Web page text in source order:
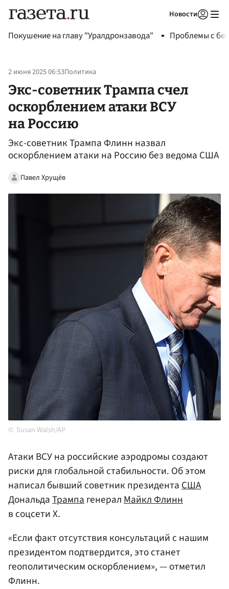
Новости
Покушение на главу "Уралдронзавода" Проблемы с
2 июня 2025 06:53Политика
Экс-советник Трампа счел
оскорблением атаки ВСУ
на Россию
Экс-советник Трампа Флинн назвал
оскорблением атаки на Россию без ведома США
Павел Хрущёв
Susan Walsh/AP
Атаки ВСУ на российские аэродромы создают
риски для глобальной стабильности. Об этом
написал бывший советник президентаСША
ДональдаТрампагенералМайкл Флинн
в соцсети X.
«Если факт отсутствия консультаций с нашим
президентом подтвердится, это станет
геополитическим оскорблением», — отметил
Флинн.